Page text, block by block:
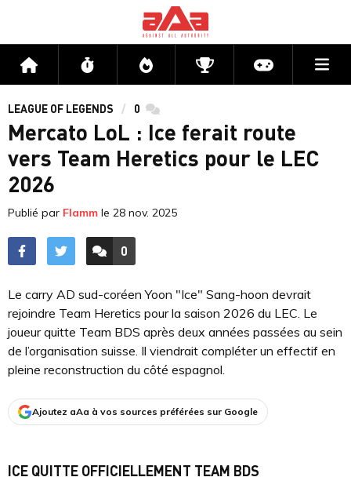
Accueil Flux Directs CompétitionsActu jeux
LEAGUE OF LEGENDS 0 commentaires
Mercato LoL : Ice ferait route
vers Team Heretics pour le LEC
2026
Publié par Flamm le 28 nov. 2025
ACCÉDER AUX
0
COMMENTAIRES
Le carry AD sud-coréen Yoon "Ice" Sang-hoon devrait
rejoindre Team Heretics pour la saison 2026 du LEC. Le
joueur quitte Team BDS après deux années passées au sein
de l’organisation suisse. Il viendrait compléter un effectif en
pleine reconstruction du côté espagnol.
Ajoutez aAa à vos sources préférées sur Google
ICE QUITTE OFFICIELLEMENT TEAM BDS